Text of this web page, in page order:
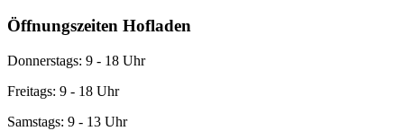
Öffnungszeiten Hofladen
Donnerstags: 9 - 18 Uhr
Freitags: 9 - 18 Uhr
Samstags: 9 - 13 Uhr